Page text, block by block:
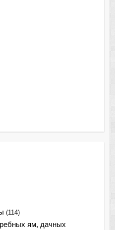
(114)
ям, дачных